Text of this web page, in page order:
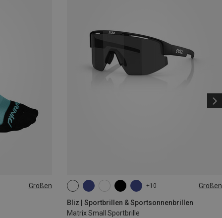
Größen +10 Größen
Bliz | Sportbrillen & Sportsonnenbrillen
Matrix Small Sportbrille
ONE SIZE